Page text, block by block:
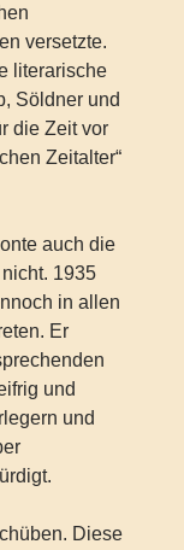
versetzte.
literarische
Söldner und
die Zeit vor
Zeitalter“
auch die
1935
in allen
Er
und
und
Diese